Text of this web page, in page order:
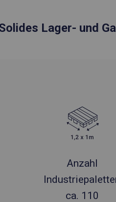
Lager- und
Anzahl
ca. 110